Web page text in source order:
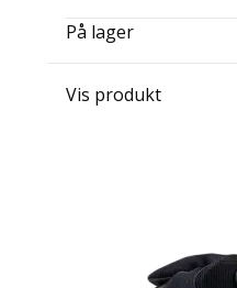
På lager
Vis produkt